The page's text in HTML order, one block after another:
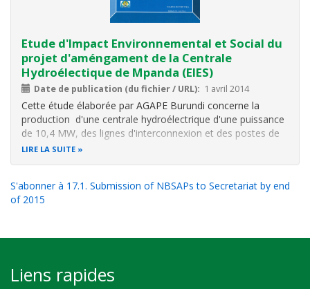
Etude d'Impact Environnemental et Social du
projet d'améngament de la Centrale
Hydroélectique de Mpanda (EIES)
Date de publication (du fichier / URL) 1 avril 2014
Cette étude élaborée par AGAPE Burundi concerne la
production d'une centrale hydroélectrique d'une puissance
de 10,4 MW, des lignes d'interconnexion et des postes de
raccordement.
L’objectif global de l’aménagement du Centrale
Hydroélectrique (CHE) Mpanda est d’améliorer la durabilité
de l’accès
LIRE LA SUITE
S'abonner à 17.1. Submission of NBSAPs to Secretariat by end
of 2015
Liens rapides